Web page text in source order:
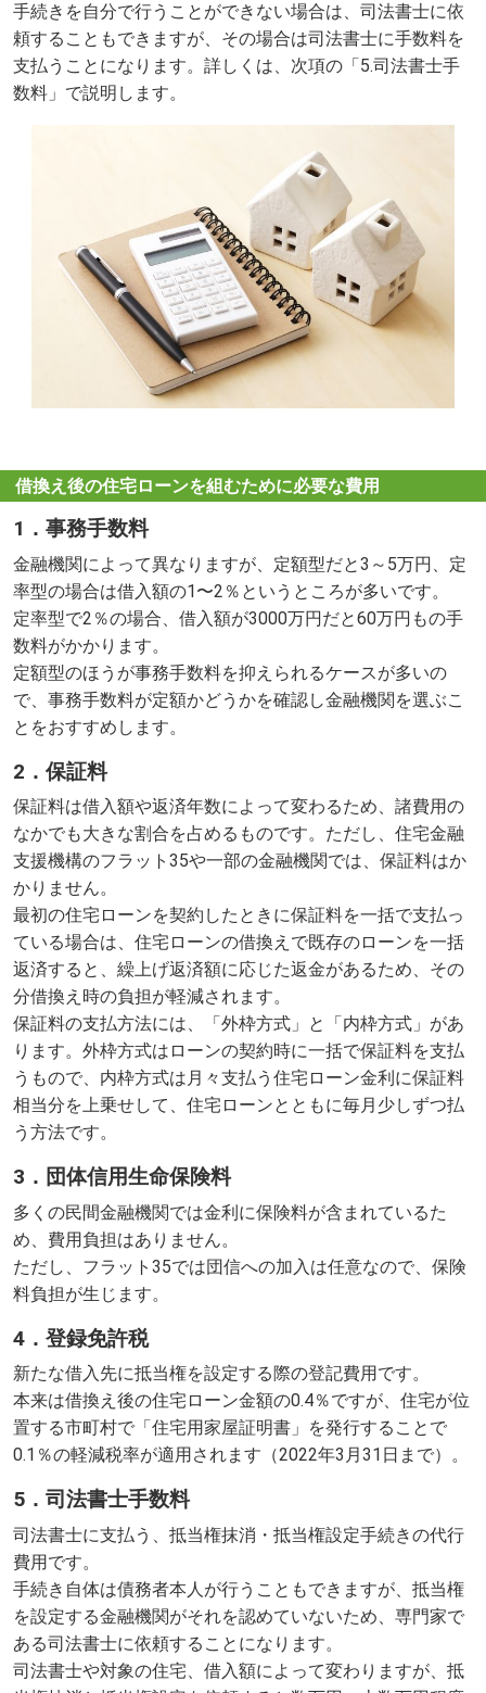
手続きを自分で行うことができない場合は、司法書士に依
頼することもできますが、その場合は司法書士に手数料を
支払うことになります。詳しくは、次項の「5.司法書士手
数料」で説明します。
借換え後の住宅ローンを組むために必要な費用
1．事務手数料
金融機関によって異なりますが、定額型だと3～5万円、定
率型の場合は借入額の1〜2％というところが多いです。
定率型で2％の場合、借入額が3000万円だと60万円もの手
数料がかかります。
定額型のほうが事務手数料を抑えられるケースが多いの
で、事務手数料が定額かどうかを確認し金融機関を選ぶこ
とをおすすめします。
2．保証料
保証料は借入額や返済年数によって変わるため、諸費用の
なかでも大きな割合を占めるものです。ただし、住宅金融
支援機構のフラット35や一部の金融機関では、保証料はか
かりません。
最初の住宅ローンを契約したときに保証料を一括で支払っ
ている場合は、住宅ローンの借換えで既存のローンを一括
返済すると、繰上げ返済額に応じた返金があるため、その
分借換え時の負担が軽減されます。
保証料の支払方法には、「外枠方式」と「内枠方式」があ
ります。外枠方式はローンの契約時に一括で保証料を支払
うもので、内枠方式は月々支払う住宅ローン金利に保証料
相当分を上乗せして、住宅ローンとともに毎月少しずつ払
う方法です。
3．団体信用生命保険料
多くの民間金融機関では金利に保険料が含まれているた
め、費用負担はありません。
ただし、フラット35では団信への加入は任意なので、保険
料負担が生じます。
4．登録免許税
新たな借入先に抵当権を設定する際の登記費用です。
本来は借換え後の住宅ローン金額の0.4％ですが、住宅が位
置する市町村で「住宅用家屋証明書」を発行することで
0.1％の軽減税率が適用されます（2022年3月31日まで）。
5．司法書士手数料
司法書士に支払う、抵当権抹消・抵当権設定手続きの代行
費用です。
手続き自体は債務者本人が行うこともできますが、抵当権
を設定する金融機関がそれを認めていないため、専門家で
ある司法書士に依頼することになります。
司法書士や対象の住宅、借入額によって変わりますが、抵